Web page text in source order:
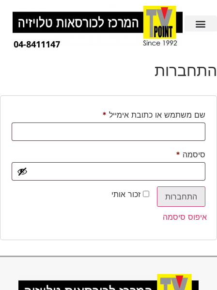
04-8411147
התחברות
שם משתמש או כתובת אימייל *
סיסמה *
זכור אותי התחברות
איפוס סיסמה